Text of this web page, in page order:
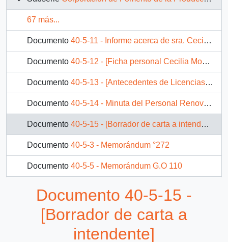
67 más...
Documento 40-5-11 - Informe acerca de sra. Cecilia Montecinos Matus de la Parra
Documento 40-5-12 - [Ficha personal Cecilia Montecinos]
Documento 40-5-13 - [Antecedentes de Licencias Médicas de Cecilia Montecinos]
Documento 40-5-14 - Minuta del Personal Renovable
Documento 40-5-15 - [Borrador de carta a intendente]
Documento 40-5-3 - Memorándum °272
Documento 40-5-5 - Memorándum G.O 110
Documento 40-5-7 - [Carta de ESSAN a COMPIN]
Documento 40-5-15 -
[Borrador de carta a
intendente]